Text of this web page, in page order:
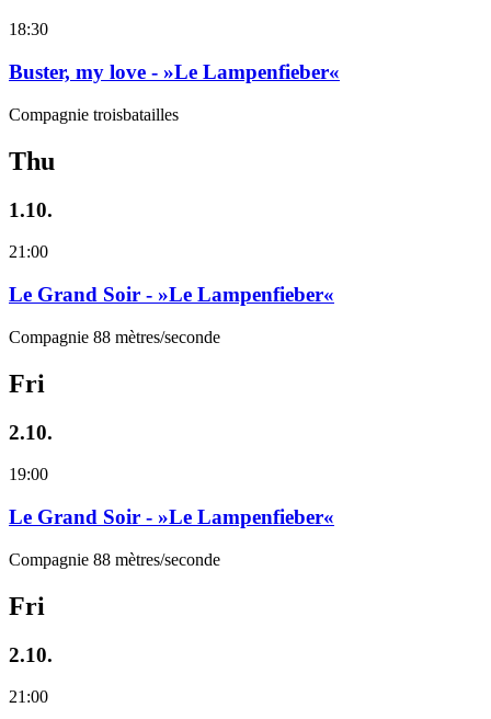
18:30
Buster, my love - »Le Lampenfieber«
Compagnie troisbatailles
Thu
1.10.
21:00
Le Grand Soir - »Le Lampenfieber«
Compagnie 88 mètres/seconde
Fri
2.10.
19:00
Le Grand Soir - »Le Lampenfieber«
Compagnie 88 mètres/seconde
Fri
2.10.
21:00